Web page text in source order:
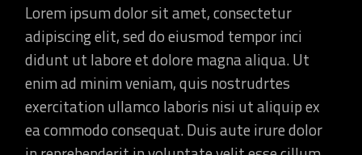
Lorem ipsum dolor sit amet, consectetur
adipiscing elit, sed do eiusmod tempor inci
didunt ut labore et dolore magna aliqua. Ut
enim ad minim veniam, quis nostrudrtes
exercitation ullamco laboris nisi ut aliquip ex
ea commodo consequat. Duis aute irure dolor